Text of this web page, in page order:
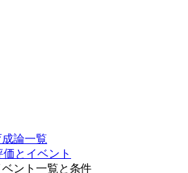
論一覧
とイベント
ント一覧と条件